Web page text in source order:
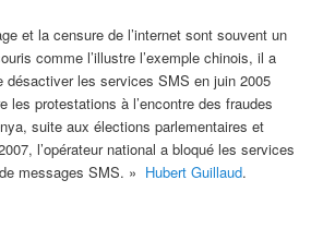
et la censure de l’internet sont souvent un
comme l’illustre l’exemple chinois, il a
désactiver les services SMS en juin 2005
les protestations à l’encontre des fraudes
suite aux élections parlementaires et
l’opérateur national a bloqué les services
messages SMS. » Hubert Guillaud.